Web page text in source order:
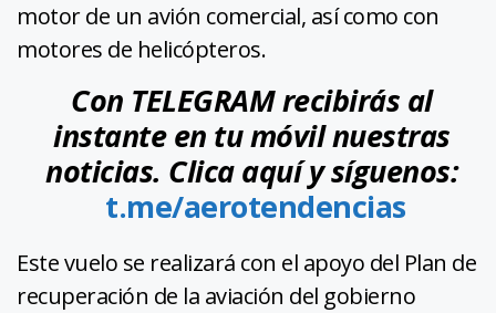
motor de un avión comercial, así como con
motores de helicópteros.
Con TELEGRAM recibirás al
instante en tu móvil nuestras
noticias. Clica aquí y síguenos:
t.me/aerotendencias
Este vuelo se realizará con el apoyo del Plan de
recuperación de la aviación del gobierno